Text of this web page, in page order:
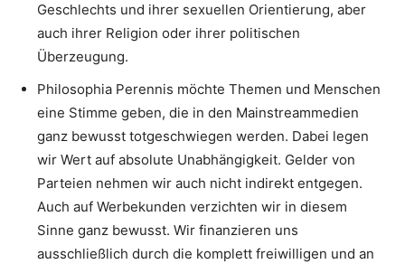
Geschlechts und ihrer sexuellen Orientierung, aber
auch ihrer Religion oder ihrer politischen
Überzeugung.
Philosophia Perennis möchte Themen und Menschen
eine Stimme geben, die in den Mainstreammedien
ganz bewusst totgeschwiegen werden. Dabei legen
wir Wert auf absolute Unabhängigkeit. Gelder von
Parteien nehmen wir auch nicht indirekt entgegen.
Auch auf Werbekunden verzichten wir in diesem
Sinne ganz bewusst. Wir finanzieren uns
ausschließlich durch die komplett freiwilligen und an